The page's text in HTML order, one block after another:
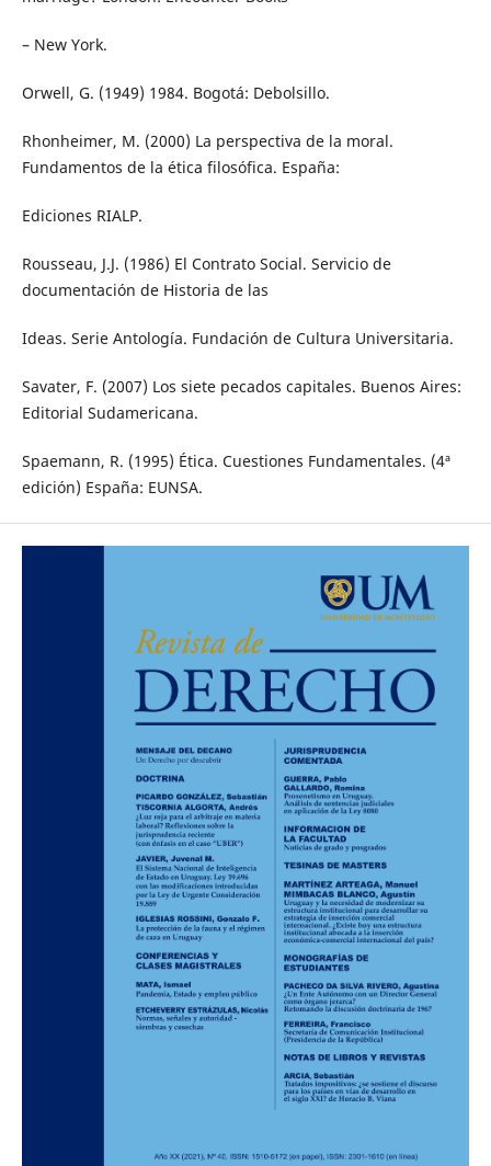
– New York.
Orwell, G. (1949) 1984. Bogotá: Debolsillo.
Rhonheimer, M. (2000) La perspectiva de la moral.
Fundamentos de la ética filosófica. España:
Ediciones RIALP.
Rousseau, J.J. (1986) El Contrato Social. Servicio de
documentación de Historia de las
Ideas. Serie Antología. Fundación de Cultura Universitaria.
Savater, F. (2007) Los siete pecados capitales. Buenos Aires:
Editorial Sudamericana.
Spaemann, R. (1995) Ética. Cuestiones Fundamentales. (4ª
edición) España: EUNSA.